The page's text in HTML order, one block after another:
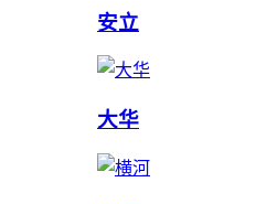
安立
大华